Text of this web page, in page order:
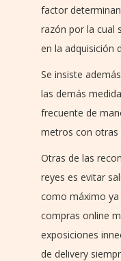
factor
razón por la cual
en la adquisición
Se insiste
las demás
frecuente de
metros con otras
Otras de las
reyes es evitar
como máximo ya
compras online
exposiciones
de delivery